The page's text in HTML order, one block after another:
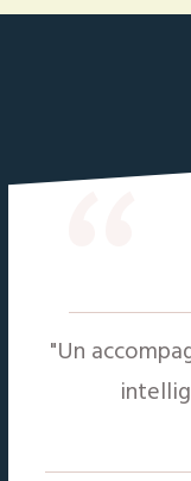
“
"Un